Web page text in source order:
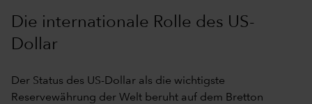
Die internationale Rolle des US-
Dollar
Der Status des US-Dollar als die wichtigste
Reservewährung der Welt beruht auf dem Bretton